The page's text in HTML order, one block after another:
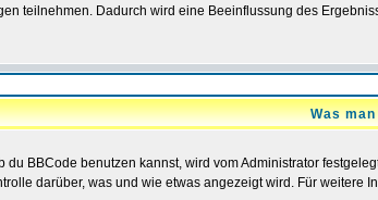
teilnehmen. Dadurch wird eine Beeinflussung des
Was
du BBCode benutzen kannst, wird vom Administrator
darüber, was und wie etwas angezeigt wird. Für